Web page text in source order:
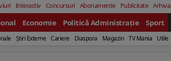
Interactiv Concursuri Abonamente Publicitate Arhiva
Economie Politică Administrație Sport
Ştiri Externe Cariere Diaspora Magazin TV Mania Utile